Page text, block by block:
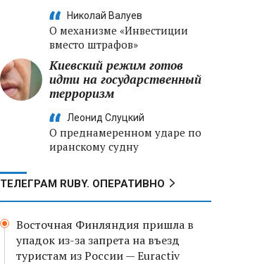
Николай Валуев
О механизме «Инвестиции
вместо штрафов»
Киевский режим готов
идти на государственный
терроризм
Леонид Слуцкий
О преднамеренном ударе по
иранскому судну
ТЕЛЕГРАМ RUBY. ОПЕРАТИВНО
Восточная Финляндия пришла в
упадок из-за запрета на въезд
туристам из России — Euractiv